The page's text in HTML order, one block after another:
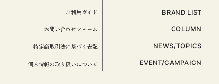
BRAND LIST
COLUMN
NEWS/TOPICS
EVENT/CAMPAIGN
ご利用ガイド
お問い合わせフォーム
特定商取引法に基づく表記
個人情報の取り扱いについて